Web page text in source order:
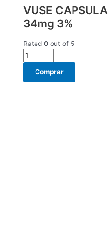
VUSE
34mg 3%
Rated 0 out of 5
Comprar